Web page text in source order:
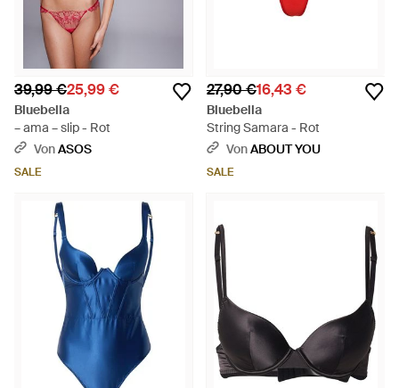
39,99 €25,99 €
Bluebella
– ama – slip - Rot
VonASOS
SALE
27,90 €16,43 €
Bluebella
String Samara - Rot
VonABOUT YOU
SALE